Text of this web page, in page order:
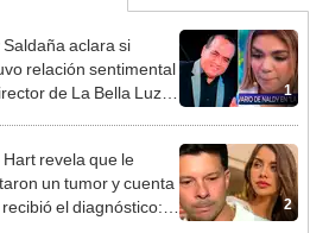
1
Saldaña aclara si
relación sentimental
de La Bella Luz
2
Hart revela que le
un tumor y cuenta
el diagnóstico: